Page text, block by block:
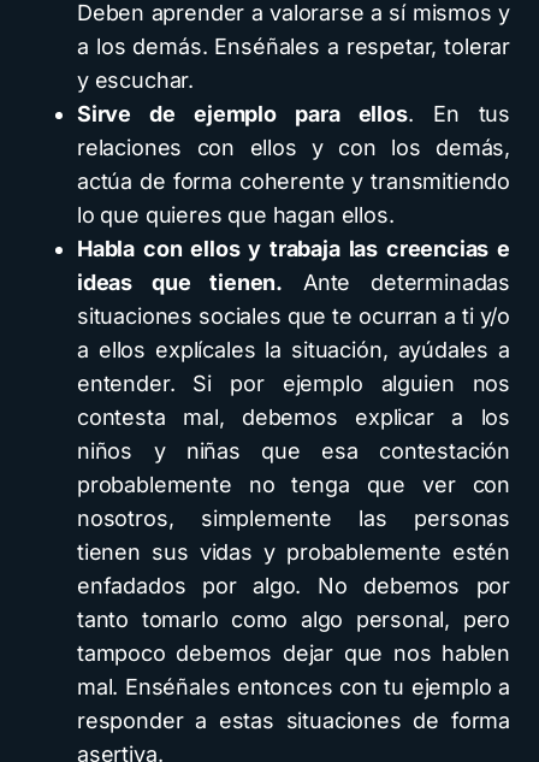
Deben aprender a valorarse a sí mismos y
a los demás. Enséñales a respetar, tolerar
y escuchar.
Sirve de ejemplo para ellos. En tus
relaciones con ellos y con los demás,
actúa de forma coherente y transmitiendo
lo que quieres que hagan ellos.
Habla con ellos y trabaja las creencias e
ideas que tienen. Ante determinadas
situaciones sociales que te ocurran a ti y/o
a ellos explícales la situación, ayúdales a
entender. Si por ejemplo alguien nos
contesta mal, debemos explicar a los
niños y niñas que esa contestación
probablemente no tenga que ver con
nosotros, simplemente las personas
tienen sus vidas y probablemente estén
enfadados por algo. No debemos por
tanto tomarlo como algo personal, pero
tampoco debemos dejar que nos hablen
mal. Enséñales entonces con tu ejemplo a
responder a estas situaciones de forma
asertiva.